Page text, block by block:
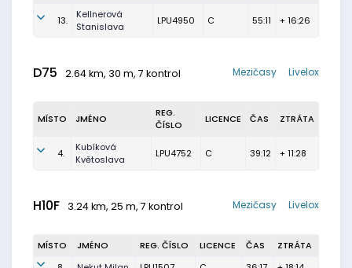
13.
Kellnerová
Stanislava
LPU4950 C 55:11 + 16:26
D75 2.64 km, 30 m, 7 kontrol Livelox
Mezičasy
MÍSTO JMÉNO
REG.
ČÍSLO
LICENCE ČAS ZTRÁTA
4.
Kubíková
Květoslava
LPU4752 C 39:12 + 11:28
H10F 3.24 km, 25 m, 7 kontrol Livelox
Mezičasy
MÍSTO JMÉNO REG. ČÍSLO LICENCE ČAS
ZTRÁTA